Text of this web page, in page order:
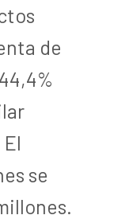
de
se